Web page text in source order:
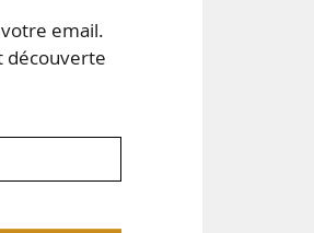
email.
découverte